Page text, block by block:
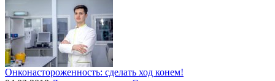
Онконастороженность: сделать ход конем!